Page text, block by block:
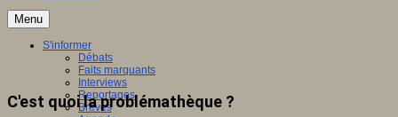
Menu
S'informer
Débats
Faits marquants
Interviews
Reportages
Brèves
C'est quoi la problémathèque ?